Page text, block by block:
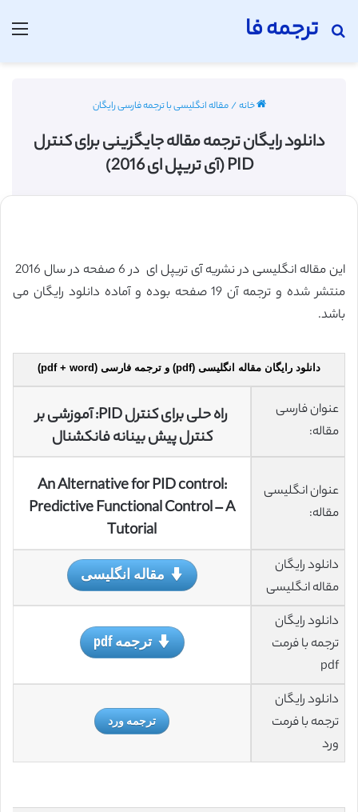
ترجمه فا
جستجو برای
خانه/مقاله انگلیسی با ترجمه فارسی رایگان
دانلود رایگان ترجمه مقاله جایگزینی برای کنترل
PID (آی تریپل ای 2016)
این مقاله انگلیسی در نشریه آی تریپل ای در 6 صفحه در سال 2016
منتشر شده و ترجمه آن 19 صفحه بوده و آماده دانلود رایگان می
باشد.
دانلود رایگان مقاله انگلیسی (pdf) و ترجمه فارسی (pdf + word)
عنوان فارسی
مقاله:
راه حلی برای کنترل PID: آموزشی بر
کنترل پیش بینانه فانکشنال
عنوان انگلیسی
مقاله:
An Alternative for PID control:
Predictive Functional Control – A
Tutorial
دانلود رایگان
مقاله انگلیسی
مقاله انگلیسی
دانلود رایگان
ترجمه با فرمت
pdf
ترجمه pdf
دانلود رایگان
ترجمه با فرمت
ورد
ترجمه ورد